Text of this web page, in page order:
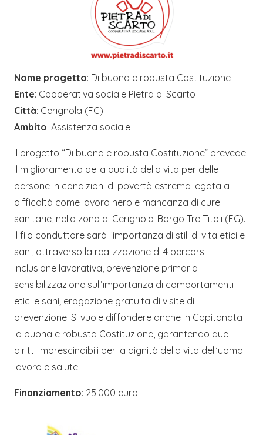
Nome progetto: Di buona e robusta Costituzione
Ente: Cooperativa sociale Pietra di Scarto
Città: Cerignola (FG)
Ambito: Assistenza sociale
Il progetto “Di buona e robusta Costituzione” prevede
il miglioramento della qualità della vita per delle
persone in condizioni di povertà estrema legata a
difficoltà come lavoro nero e mancanza di cure
sanitarie, nella zona di Cerignola-Borgo Tre Titoli (FG).
Il filo conduttore sarà l’importanza di stili di vita etici e
sani, attraverso la realizzazione di 4 percorsi
inclusione lavorativa, prevenzione primaria
sensibilizzazione sull’importanza di comportamenti
etici e sani; erogazione gratuita di visite di
prevenzione. Si vuole diffondere anche in Capitanata
la buona e robusta Costituzione, garantendo due
diritti imprescindibili per la dignità della vita dell’uomo:
lavoro e salute.
Finanziamento: 25.000 euro